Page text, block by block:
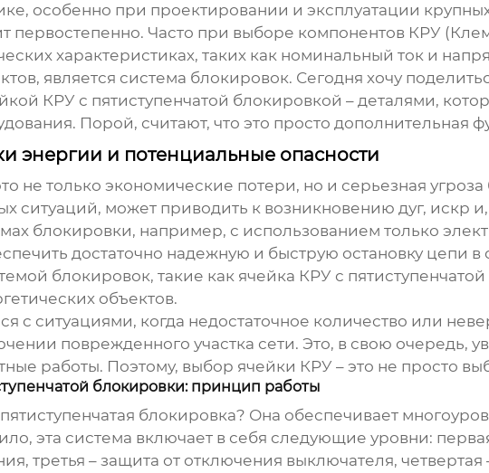
особенно при проектировании и эксплуатации
первостепенно. Часто при выборе компонентов КРУ
характеристиках, таких как номинальный ток и
является система блокировок. Сегодня хочу
КРУ с пятиступенчатой блокировкой – деталями,
Порой, считают, что это просто дополнительная
энергии и потенциальные опасности
не только экономические потери, но и серьезная
ситуаций, может приводить к возникновению дуг, искр
блокировки, например, с использованием только
достаточно надежную и быструю остановку цепи
блокировок, такие как ячейка КРУ с
объектов.
с ситуациями, когда недостаточное количество или
поврежденного участка сети. Это, в свою очередь,
работы. Поэтому, выбор ячейки КРУ – это не просто
блокировки: принцип работы
блокировка? Она обеспечивает
эта система включает в себя следующие уровни:
третья – защита от отключения выключателя,